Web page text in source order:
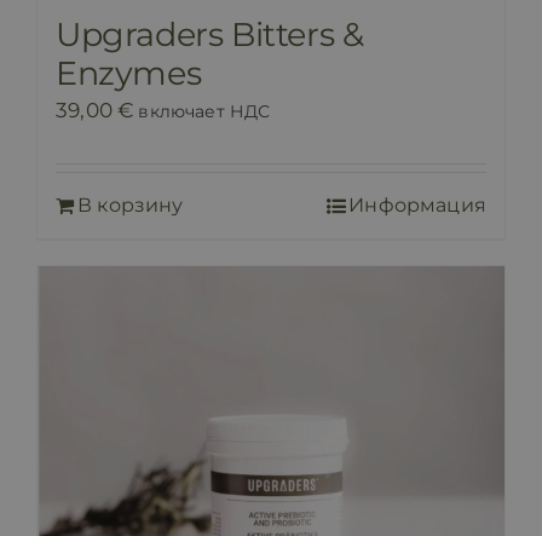
Upgraders Bitters &
Enzymes
39,00€ включает НДС
В корзину Информация